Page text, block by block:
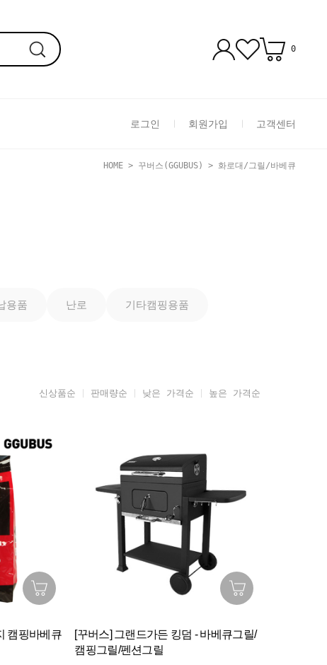
0
로그인 회원가입 고객센터
HOME > 꾸버스(GGUBUS) > 화로대/그릴/바베큐
용품 난로 기타캠핑용품
신상품순 판매량순 낮은 가격순 높은 가격순
캠핑바베큐
[꾸버스] 그랜드가든 킹덤 - 바베큐그릴/
캠핑그릴/펜션그릴